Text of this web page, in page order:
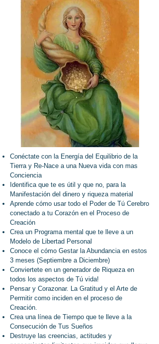
Conéctate con la Energía del Equilibrio de la
Tierra y Re-Nace a una Nueva vida con mas
Conciencia
Identifica que te es útil y que no, para la
Manifestación del dinero y riqueza material
Aprende cómo usar todo el Poder de Tú Cerebro
conectado a tu Corazón en el Proceso de
Creación
Crea un Programa mental que te lleve a un
Modelo de Libertad Personal
Conoce el cómo Gestar la Abundancia en estos
3 meses (Septiembre a Diciembre)
Conviertete en un generador de Riqueza en
todos los aspectos de Tú vida!
Pensar y Corazonar. La Gratitud y el Arte de
Permitir como inciden en el proceso de
Creación.
Crea una línea de Tiempo que te lleve a la
Consecución de Tus Sueños
Destruye las creencias, actitudes y